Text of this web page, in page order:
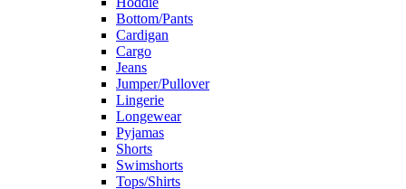
Bottom/Pants
Cardigan
Cargo
Jeans
Jumper/Pullover
Lingerie
Longewear
Pyjamas
Shorts
Swimshorts
Tops/Shirts